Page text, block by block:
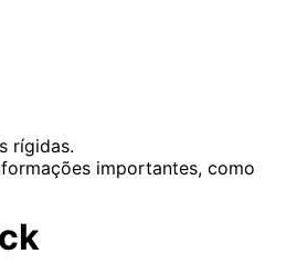
rígidas.
importantes, como